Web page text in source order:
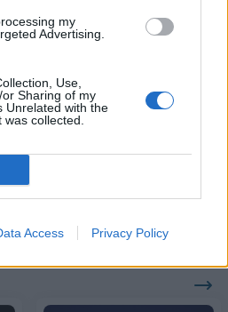
my
Advertising.
Use,
Sharing of my
Unrelated with the
collected.
Access Privacy Policy
Αρχαίο Θέατρο Επιδαύρου άνοιξε τις
μετατρέπει τη